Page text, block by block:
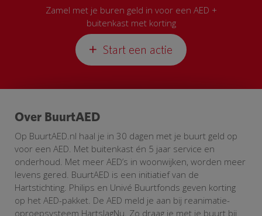
Zamel met je buren geld in voor een AED +
buitenkast met korting
Start een actie
Over BuurtAED
Op BuurtAED.nl haal je in 30 dagen met je buurt geld op
voor een AED. Met buitenkast én 5 jaar service en
onderhoud. Met meer AED’s in woonwijken, worden meer
levens gered. BuurtAED is een initiatief van de
Hartstichting. Philips en Univé Buurtfonds geven korting
op het AED-pakket. De AED meld je aan bij reanimatie-
oproepsysteem HartslagNu. Zo draag je met je buurt bij